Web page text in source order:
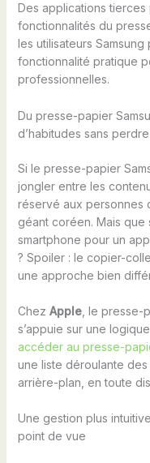
Des applications
fonctionnalités du
les utilisateurs
fonctionnalité pratique
professionnelles.
Du presse-papier
d’habitudes sans
Si le presse-papier
jongler entre les
réservé aux personnes
géant coréen. Mais que
smartphone pour un
? Spoiler : le copier-
une approche bien
Chez Apple, le presse-
s’appuie sur une
accéder au presse-
une liste déroulante
arrière-plan, en toute
Une gestion plus
point de vue